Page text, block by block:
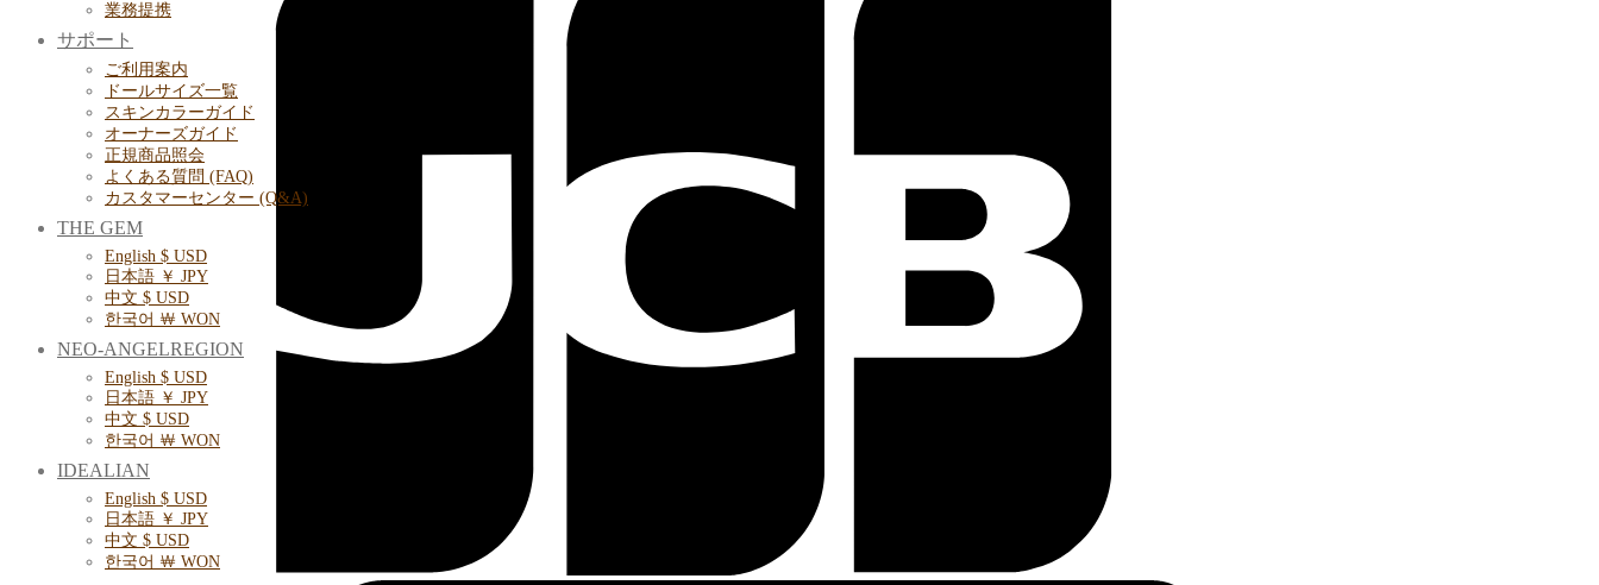
業務提携
サポート
ご利用案内
ドールサイズ一覧
スキンカラーガイド
オーナーズガイド
正規商品照会
よくある質問 (FAQ)
カスタマーセンター (Q&A)
THE GEM
English $ USD
日本語 ￥ JPY
中文 $ USD
한국어 ￦ WON
NEO-ANGELREGION
English $ USD
日本語 ￥ JPY
中文 $ USD
한국어 ￦ WON
IDEALIAN
English $ USD
日本語 ￥ JPY
中文 $ USD
한국어 ￦ WON